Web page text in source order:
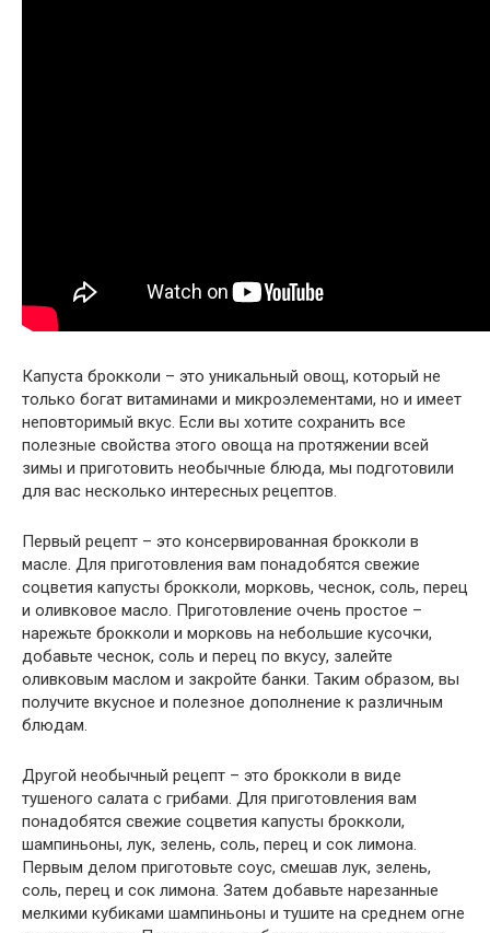
Капуста брокколи – это уникальный овощ, который не
только богат витаминами и микроэлементами, но и имеет
неповторимый вкус. Если вы хотите сохранить все
полезные свойства этого овоща на протяжении всей
зимы и приготовить необычные блюда, мы подготовили
для вас несколько интересных рецептов.
Первый рецепт – это консервированная брокколи в
масле. Для приготовления вам понадобятся свежие
соцветия капусты брокколи, морковь, чеснок, соль, перец
и оливковое масло. Приготовление очень простое –
нарежьте брокколи и морковь на небольшие кусочки,
добавьте чеснок, соль и перец по вкусу, залейте
оливковым маслом и закройте банки. Таким образом, вы
получите вкусное и полезное дополнение к различным
блюдам.
Другой необычный рецепт – это брокколи в виде
тушеного салата с грибами. Для приготовления вам
понадобятся свежие соцветия капусты брокколи,
шампиньоны, лук, зелень, соль, перец и сок лимона.
Первым делом приготовьте соус, смешав лук, зелень,
соль, перец и сок лимона. Затем добавьте нарезанные
мелкими кубиками шампиньоны и тушите на среднем огне